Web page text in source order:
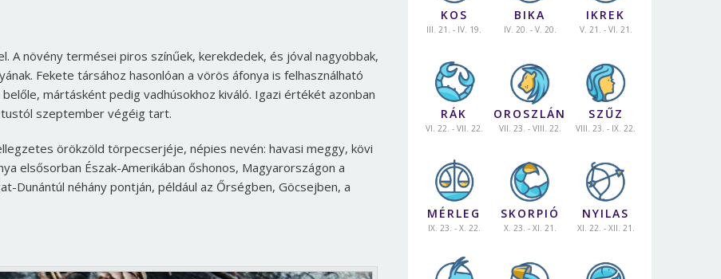
A növény termései piros színűek, kerekdedek, és jóval nagyobbak,
Fekete társához hasonlóan a vörös áfonya is felhasználható
mártásként pedig vadhúsokhoz kiváló. Igazi értékét azonban
szeptember végéig tart.
örökzöld törpecserjéje, népies nevén: havasi meggy, kövi
elsősorban Észak-Amerikában őshonos, Magyarországon a
Dunántúl néhány pontján, például az Őrségben, Göcsejben, a
KOS
III. 21. - IV. 19.
BIKA
IV. 20. - V. 20.
IKREK
V. 21. - VI. 21.
RÁK
VI. 22. - VII. 22.
OROSZLÁN
VII. 23. - VIII. 22.
SZŰZ
VIII. 23. - IX. 22.
MÉRLEG
IX. 23. - X. 22.
SKORPIÓ
X. 23. - XI. 21.
NYILAS
XI. 22. - XII. 21.